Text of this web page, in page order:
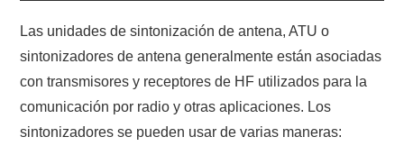
LITERATURA DE LA RADIO
MIEMBROS ORIGINALES
Las unidades de sintonización de antena, ATU o
sintonizadores de antena generalmente están asociadas
con transmisores y receptores de HF utilizados para la
comunicación por radio y otras aplicaciones. Los
sintonizadores se pueden usar de varias maneras: